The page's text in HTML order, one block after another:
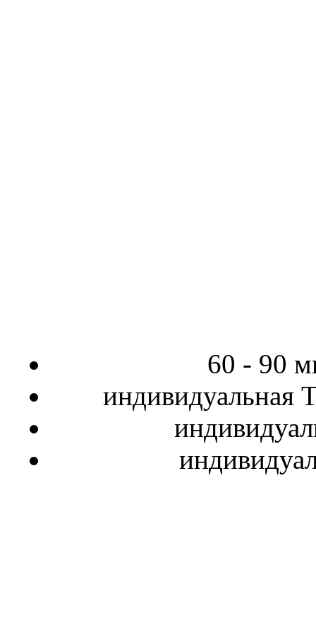
60 - 90
индивидуальная